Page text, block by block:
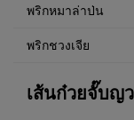
พริกหมาล่าป่น
พริกชวงเจีย
เส้นก๋วยจั๊บญ